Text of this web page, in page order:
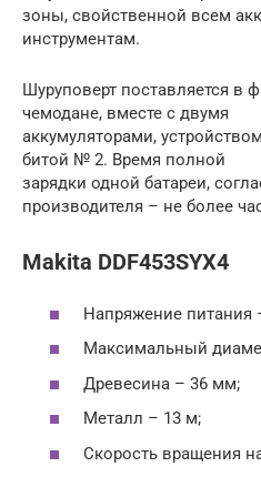
зоны, свойственной всем
инструментам.
Шуруповерт поставляется в
чемодане, вместе с двумя
аккумуляторами,
битой № 2. Время полной
зарядки одной батареи,
производителя – не более
Makita DDF453SYX4
Напряжение питания
Максимальный
Древесина – 36 мм;
Металл – 13 м;
Скорость вращения